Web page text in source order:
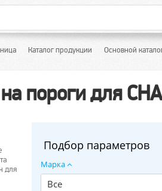
Каталог продукции Основной
пороги для
для
Подбор параметров
Марка
Все